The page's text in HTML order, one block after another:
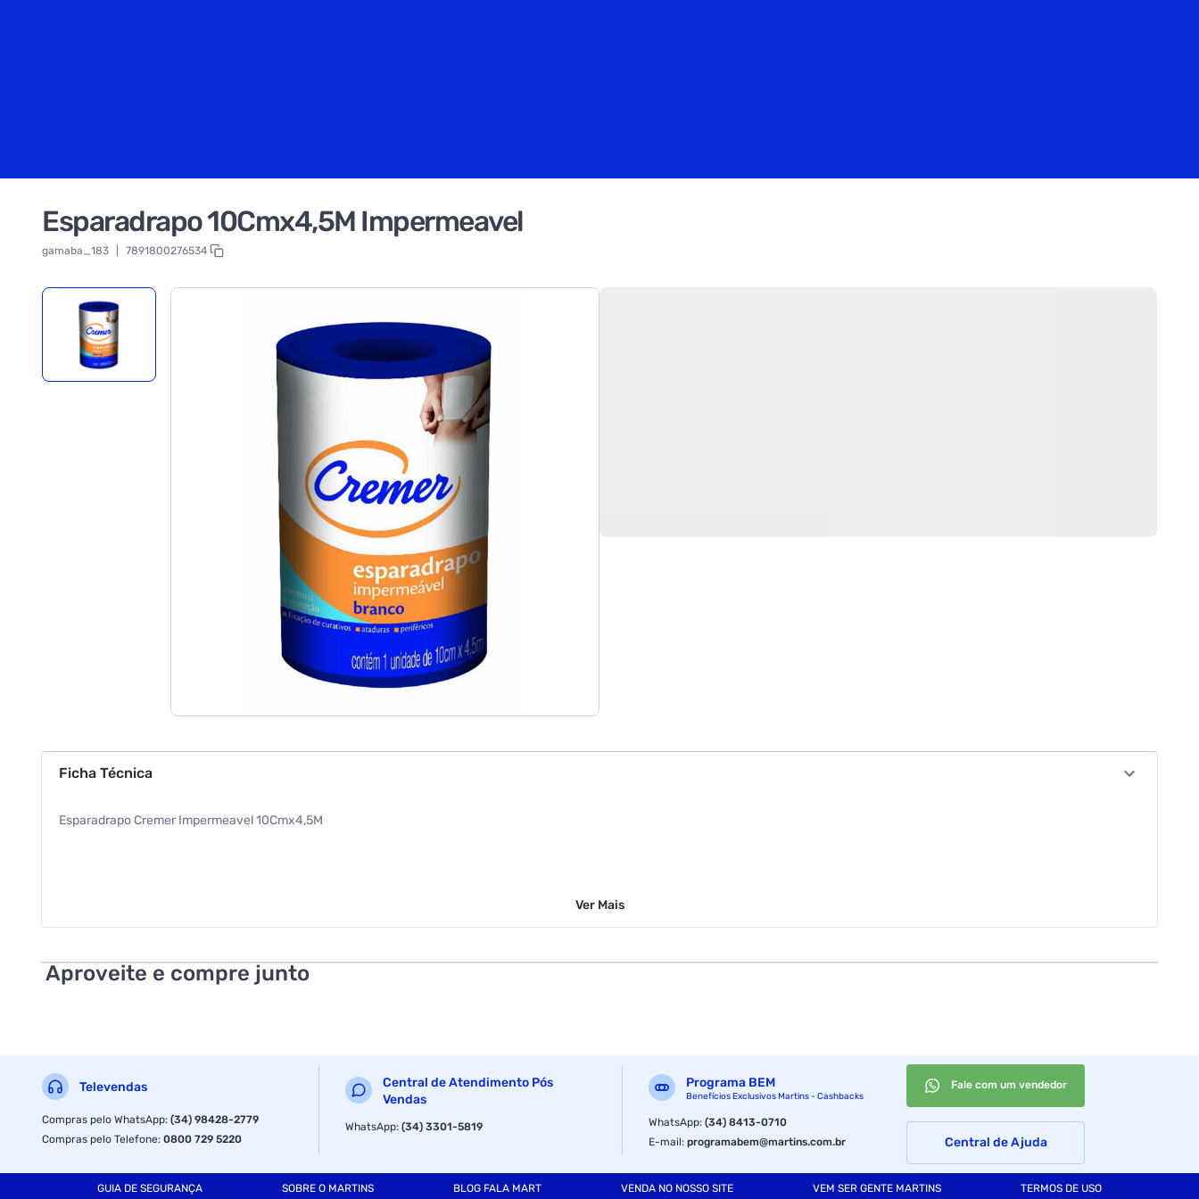
Esparadrapo 10Cmx4,5M Impermeavel
gamaba_183 7891800276534
Ficha Técnica
Esparadrapo Cremer Impermeavel 10Cmx4,5M
Ver Mais
Aproveite e compre junto
Televendas
Compras pelo WhatsApp:(34) 98428-2779
Compras pelo Telefone:0800 729 5220
Central de Atendimento Pós
Vendas
WhatsApp:(34) 3301-5819
Programa BEM
Benefícios Exclusivos Martins - Cashbacks
WhatsApp:(34) 8413-0710
E-mail:programabem@martins.com.br
Fale com um vendedor
Central de Ajuda
GUIA DE SEGURANÇA SOBRE O MARTINS BLOG FALA MART VENDA NO NOSSO SITE VEM SER GENTE MARTINS TERMOS DE USO